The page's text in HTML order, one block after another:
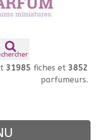
31985 fiches et 3852
parfumeurs.